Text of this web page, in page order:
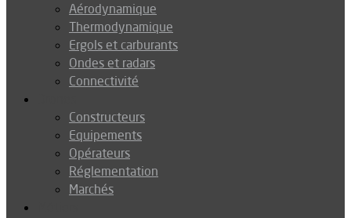
Aérodynamique
Thermodynamique
Ergols et carburants
Ondes et radars
Connectivité
Constructeurs
Equipements
Opérateurs
Réglementation
Marchés